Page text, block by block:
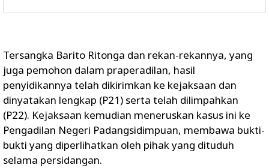
Tersangka Barito Ritonga dan rekan-rekannya, yang
juga pemohon dalam praperadilan, hasil
penyidikannya telah dikirimkan ke kejaksaan dan
dinyatakan lengkap (P21) serta telah dilimpahkan
(P22). Kejaksaan kemudian meneruskan kasus ini ke
Pengadilan Negeri Padangsidimpuan, membawa bukti-
bukti yang diperlihatkan oleh pihak yang dituduh
selama persidangan.